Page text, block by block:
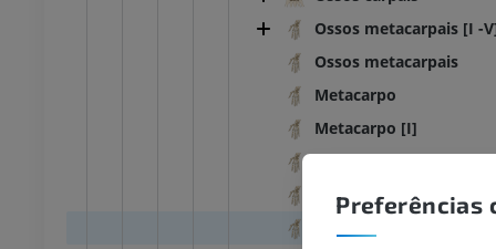
Ossos metacarpais [I -
Ossos metacarpais
Metacarpo
Metacarpo [I]
Metacarpo [II]
Metacarpo [III]
Preferências